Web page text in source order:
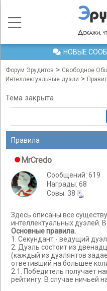
НОВЫЕ
Форум Эрудитов > Свободное
Интеллектуальные дуэли >
Тема закрыта
Правила
MrCredo
Сообщений: 619
Награды: 68
Cовы: 38
Здесь описаны все
интеллектуальных дуэлей.
Основные правила.
1. Секундант - ведущий
2. Дуэль состоит из
(каждый из дуэлянтов
ответивший на большее
2.1. Победитель получает
рейтингу. В случае ничьей